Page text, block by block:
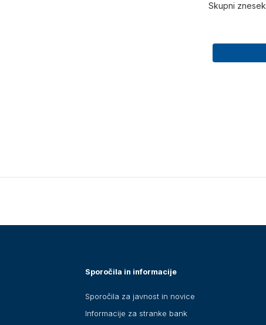
Skupni znesek
Sporočila in informacije
Sporočila za javnost in novice
Informacije za stranke bank